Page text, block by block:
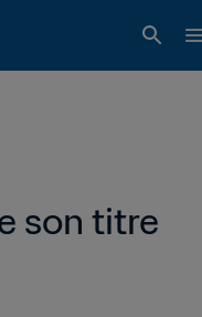
son titre